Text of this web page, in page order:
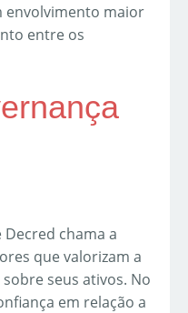
envolvimento maior
entre os
chama a
que valorizam a
seus ativos. No
em relação a